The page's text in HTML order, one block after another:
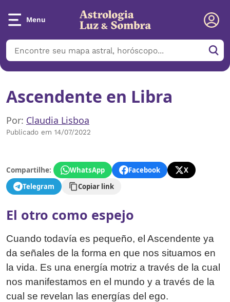
Menu
Ascendente en Libra
Por: Claudia Lisboa
Publicado em 14/07/2022
Compartilhe: WhatsApp Facebook
X
Telegram
Copiar link
El otro como espejo
Cuando todavía es pequeño, el Ascendente ya
da señales de la forma en que nos situamos en
la vida. Es una energía motriz a través de la cual
nos manifestamos en el mundo y a través de la
cual se revelan las energías del ego.